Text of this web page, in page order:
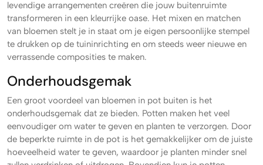
levendige arrangementen creëren die jouw buitenruimte
transformeren in een kleurrijke oase. Het mixen en matchen
van bloemen stelt je in staat om je eigen persoonlijke stempel
te drukken op de tuininrichting en om steeds weer nieuwe en
verrassende composities te maken.
Onderhoudsgemak
Een groot voordeel van bloemen in pot buiten is het
onderhoudsgemak dat ze bieden. Potten maken het veel
eenvoudiger om water te geven en planten te verzorgen. Door
de beperkte ruimte in de pot is het gemakkelijker om de juiste
hoeveelheid water te geven, waardoor je planten minder snel